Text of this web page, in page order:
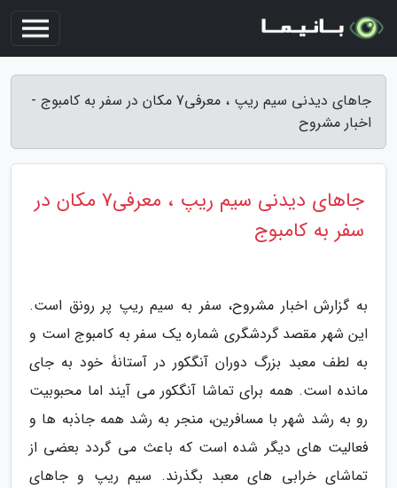
جاهای دیدنی سیم ریپ ، معرفی7 مکان در سفر به کامبوج -
اخبار مشروح
جاهای دیدنی سیم ریپ ، معرفی7 مکان در
سفر به کامبوج
به گزارش اخبار مشروح، سفر به سیم ریپ پر رونق است.
این شهر مقصد گردشگری شماره یک سفر به کامبوج است و
به لطف معبد بزرگ دوران آنگکور در آستانۀ خود به جای
مانده است. همه برای تماشا آنگکور می آیند اما محبوبیت
رو به رشد شهر با مسافرین، منجر به رشد همه جاذبه ها و
فعالیت های دیگر شده است که باعث می گردد بعضی از
تماشای خرابی های معبد بگذرند. سیم ریپ و جاهای